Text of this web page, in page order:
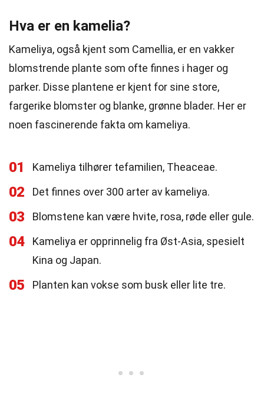
Hva er en kamelia?
Kameliya, også kjent som Camellia, er en vakker
blomstrende plante som ofte finnes i hager og
parker. Disse plantene er kjent for sine store,
fargerike blomster og blanke, grønne blader. Her er
noen fascinerende fakta om kameliya.
01 Kameliya tilhører tefamilien, Theaceae.
02 Det finnes over 300 arter av kameliya.
03 Blomstene kan være hvite, rosa, røde eller gule.
04
Kameliya er opprinnelig fra Øst-Asia, spesielt
Kina og Japan.
05 Planten kan vokse som busk eller lite tre.